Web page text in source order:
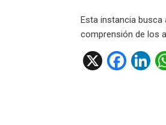
Esta instancia
comprensión de los
X
F
Li